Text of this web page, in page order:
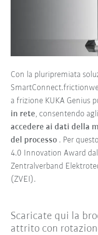
Con la pluripremiata
a frizione KUKA Genius
in rete, consentendo
accedere ai dati della
del processo . Per
4.0 Innovation Award dal
Zentralverband
(ZVEI).
Scaricate qui la
attrito con